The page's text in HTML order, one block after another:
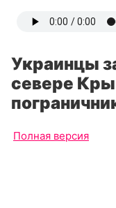
Украинцы
севере
Полная версия